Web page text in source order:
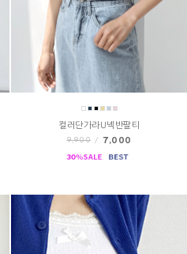
컬러단가라U넥반팔티
9,900 / 7,000